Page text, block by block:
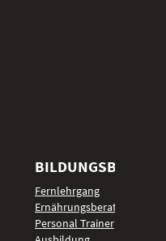
BILDUNGSBEREICHE
Fernlehrgang
Ernährungsberater
Personal Trainer